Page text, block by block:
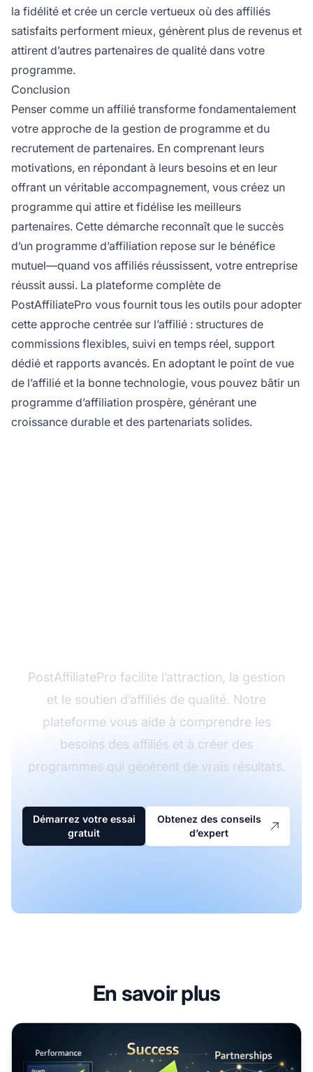
la fidélité et crée un cercle vertueux où des affiliés
satisfaits performent mieux, génèrent plus de revenus et
attirent d’autres partenaires de qualité dans votre
programme.
Conclusion
Penser comme un affilié transforme fondamentalement
votre approche de la gestion de programme et du
recrutement de partenaires. En comprenant leurs
motivations, en répondant à leurs besoins et en leur
offrant un véritable accompagnement, vous créez un
programme qui attire et fidélise les meilleurs
partenaires. Cette démarche reconnaît que le succès
d’un programme d’affiliation repose sur le bénéfice
mutuel—quand vos affiliés réussissent, votre entreprise
réussit aussi. La plateforme complète de
PostAffiliatePro vous fournit tous les outils pour adopter
cette approche centrée sur l’affilié : structures de
commissions flexibles, suivi en temps réel, support
dédié et rapports avancés. En adoptant le point de vue
de l’affilié et la bonne technologie, vous pouvez bâtir un
programme d’affiliation prospère, générant une
croissance durable et des partenariats solides.
PostAffiliatePro facilite l’attraction, la gestion
et le soutien d’affiliés de qualité. Notre
plateforme vous aide à comprendre les
besoins des affiliés et à créer des
programmes qui génèrent de vrais résultats.
Démarrez votre essai
gratuit
Obtenez des conseils
d’expert
En savoir plus
Penser comme un affilié : la clé pour créer des